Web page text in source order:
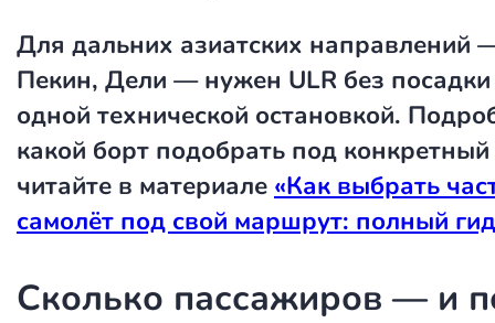
Для дальних азиатских направлений
Пекин, Дели — нужен ULR без посадки
одной технической остановкой.
какой борт подобрать под
читайте в материале «Как выбрать
самолёт под свой маршрут: полный
Сколько пассажиров — и